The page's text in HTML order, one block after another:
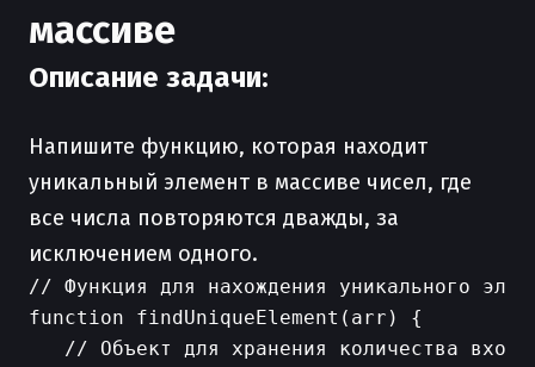
массиве
Описание задачи:
Напишите функцию, которая находит
уникальный элемент в массиве чисел, где
все числа повторяются дважды, за
исключением одного.
// Функция для нахождения уникального
function findUniqueElement(arr) {
// Объект для хранения количества